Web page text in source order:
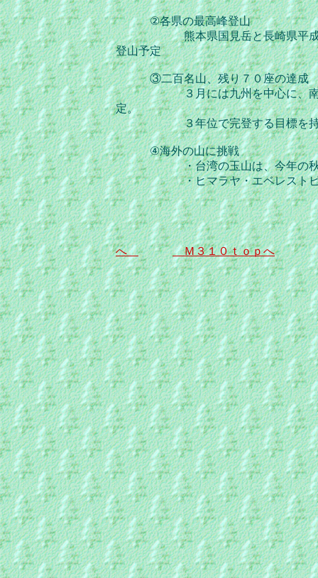
②各県の最高峰登山
熊本県国見岳と長崎県平成新山
登山予定
③二百名山、残り７０座の達成
３月には九州を中心に、南方の
定。
３年位で完登する目標を持
④海外の山に挑戦
・台湾の玉山は、今年の秋
・ヒマラヤ・エベレストビュー
以上で
へ Ｍ３１０ｔｏｐへ